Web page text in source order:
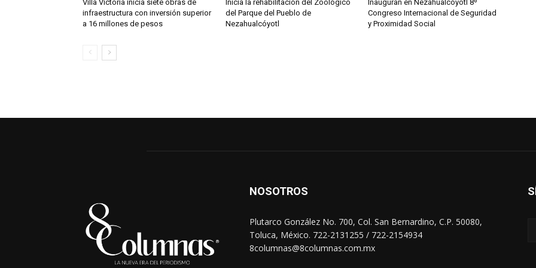
Villa Victoria inicia siete obras de
infraestructura con inversión superior
a 16 millones de pesos
Inicia la rehabilitación del Zoológico
del Parque del Pueblo de
Nezahualcóyotl
Inauguran en Nezahualcóyotl 8º
Congreso Internacional de Seguridad
y Proximidad Social
NOSOTROS
Plutarco González No. 700, Col. San Bernardino, C.P. 50080,
Toluca, México. 722-2131255 / 722-2154934
8columnas@8columnas.com.mx